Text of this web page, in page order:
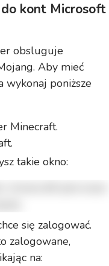
kont Microsoft
obsluguje
Aby mieć
wykonaj poniższe
Minecraft.
takie okno:
się zalogować.
zalogowane,
na: